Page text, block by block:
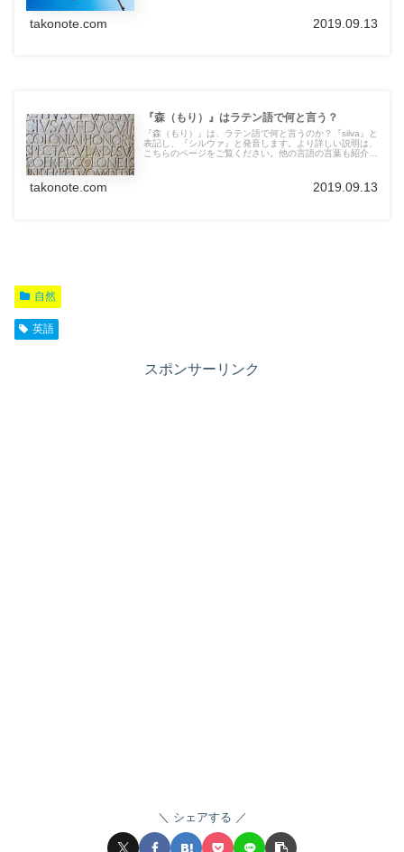
takonote.com 2019.09.13
『森（もり）』はラテン語で何と言う？
『森（もり）』は、ラテン語で何と言うのか？『silva』と
表記し、『シルウァ』と発音します。より詳しい説明は、
こちらのページをご覧ください。他の言語の言葉も紹介し
takonote.com 2019.09.13
自然
英語
スポンサーリンク
シェアする